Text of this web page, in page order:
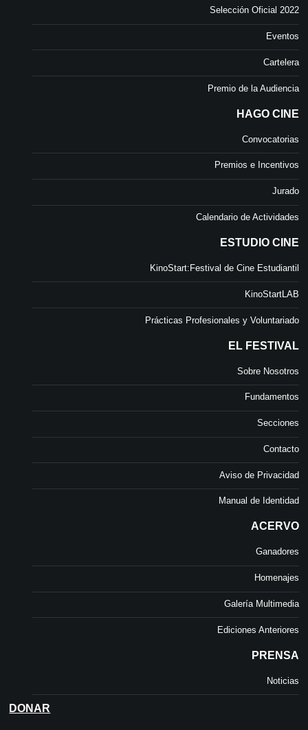
Selección Oficial 2022
Eventos
Cartelera
Premio de la Audiencia
HAGO CINE
Convocatorias
Premios e Incentivos
Jurado
Calendario de Actividades
ESTUDIO CINE
KinoStart:Festival de Cine Estudiantil
KinoStartLAB
Prácticas Profesionales y Voluntariado
EL FESTIVAL
Sobre Nosotros
Fundamentos
Secciones
Contacto
Aviso de Privacidad
Manual de Identidad
ACERVO
Ganadores
Homenajes
Galería Multimedia
Ediciones Anteriores
PRENSA
Noticias
DONAR